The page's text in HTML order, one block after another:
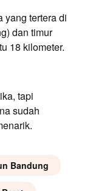
yang tertera di
dan timur
18 kilometer.
tapi
sudah
Bandung